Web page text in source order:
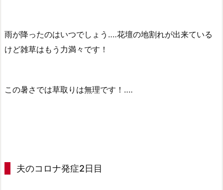
雨が降ったのはいつでしょう‥‥花壇の地割れが出来ている
けど雑草はもう力満々です！
この暑さでは草取りは無理です！‥‥
夫のコロナ発症2日目